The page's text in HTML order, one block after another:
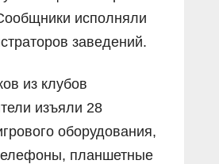
исполняли
заведений.
из клубов
изъяли 28
оборудования,
планшетные